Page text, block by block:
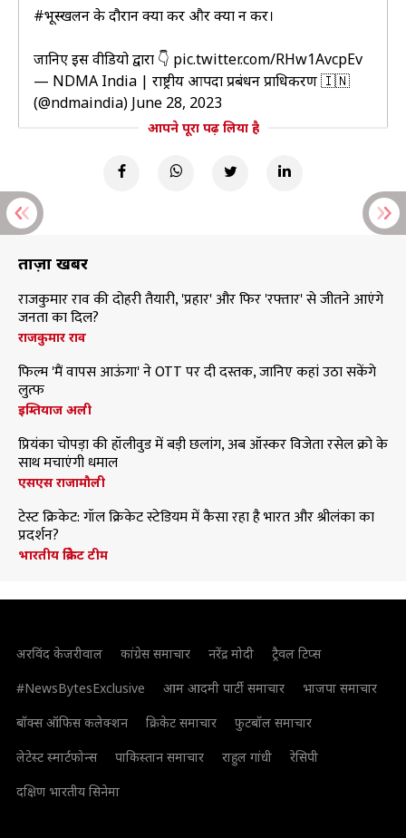
#भूस्खलनके दौरान क्या करें और क्या न करें।
जानिए इस वीडियो द्वारा 👇 pic.twitter.com/RHw1AvcpEv
— NDMA India | राष्ट्रीय आपदा प्रबंधन प्राधिकरण 🇮🇳
(@ndmaindia) June 28, 2023
आपने पूरा पढ़ लिया है
ताज़ा खबरें
राजकुमार राव की दोहरी तैयारी, 'प्रहार' और फिर 'रफ्तार' से जीतने आएंगे
जनता का दिल?
राजकुमार राव
फिल्म 'मैं वापस आऊंगा' ने OTT पर दी दस्तक, जानिए कहां उठा सकेंगे
लुत्फ
इम्तियाज अली
प्रियंका चोपड़ा की हॉलीवुड में बड़ी छलांग, अब ऑस्कर विजेता रसेल क्रो के
साथ मचाएंगी धमाल
एसएस राजामौली
टेस्ट क्रिकेट: गॉल क्रिकेट स्टेडियम में कैसा रहा है भारत और श्रीलंका का
प्रदर्शन?
भारतीय क्रिकेट टीम
अरविंद केजरीवाल कांग्रेस समाचार नरेंद्र मोदी
ट्रैवल टिप्स
#NewsBytesExclusive
आम आदमी पार्टी समाचार
भाजपा समाचार
बॉक्स ऑफिस कलेक्शन
क्रिकेट समाचार
फुटबॉल समाचार
लेटेस्ट स्मार्टफोन्स
पाकिस्तान समाचार राहुल गांधी
रेसिपी
दक्षिण भारतीय सिनेमा